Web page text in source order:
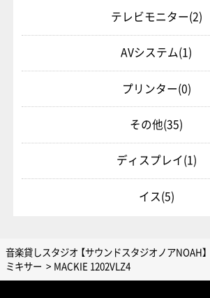
テレビモニター(2)
AVシステム(1)
プリンター(0)
その他(35)
ディスプレイ(1)
イス(5)
音楽貸しスタジオ 【サウンドスタジオノアNOAH】
ミキサー
MACKIE 1202VLZ4